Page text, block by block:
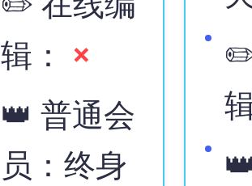
辑： ×
👑 普通会
员：终身